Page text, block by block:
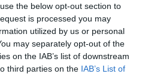
the below opt-out section to
is processed you may
utilized by us or personal
may separately opt-out of the
on the IAB’s list of downstream
third parties on the IAB’s List of